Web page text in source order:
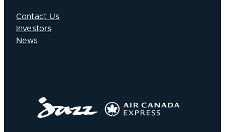
Contact Us
Investors
News